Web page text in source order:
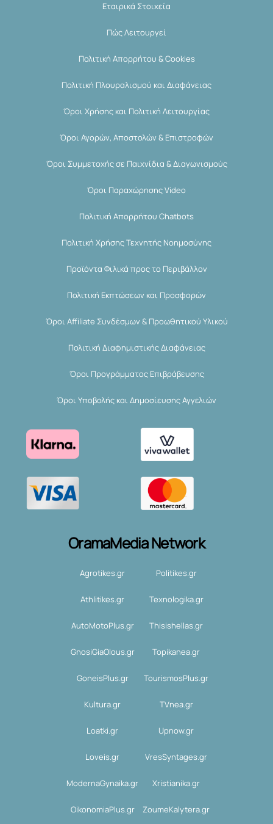
Εταιρικά Στοιχεία
Πώς Λειτουργεί
Πολιτική Απορρήτου & Cookies
Πολιτική Πλουραλισμού και Διαφάνειας
Όροι Χρήσης και Πολιτική Λειτουργίας
Όροι Αγορών, Αποστολών & Επιστροφών
Όροι Συμμετοχής σε Παιχνίδια & Διαγωνισμούς
Όροι Παραχώρησης Video
Πολιτική Απορρήτου Chatbots
Πολιτική Χρήσης Τεχνητής Νοημοσύνης
Προϊόντα Φιλικά προς το Περιβάλλον
Πολιτική Εκπτώσεων και Προσφορών
Όροι Affiliate Συνδέσμων & Προωθητικού Υλικού
Πολιτική Διαφημιστικής Διαφάνειας
Όροι Προγράμματος Επιβράβευσης
Όροι Υποβολής και Δημοσίευσης Αγγελιών
OramaMedia Network
Agrotikes.gr Politikes.gr
Athlitikes.gr Texnologika.gr
AutoMotoPlus.gr Thisishellas.gr
GnosiGiaOlous.gr Topikanea.gr
GoneisPlus.gr TourismosPlus.gr
Kultura.gr TVnea.gr
Loatki.gr Upnow.gr
Loveis.gr VresSyntages.gr
ModernaGynaika.gr Xristianika.gr
OikonomiaPlus.gr ZoumeKalytera.gr